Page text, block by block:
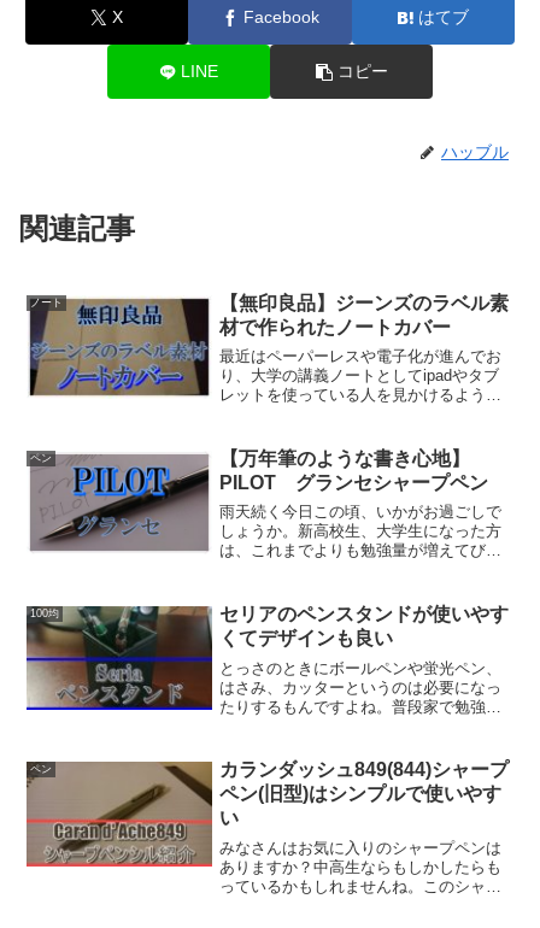
X Facebook はてブ
LINE コピー
ハッブル
関連記事
ノート
【無印良品】ジーンズのラベル素
材で作られたノートカバー
最近はペーパーレスや電子化が進んでお
り、大学の講義ノートとしてipadやタブ
レットを使っている人を見かけるように
う利便性があるからですかね。しかし私
は紙のノートを愛用し...
ペン
【万年筆のような書き心地】
PILOT グランセシャープペン
雨天続く今日この頃、いかがお過ごしで
しょうか。新高校生、大学生になった方
は、これまでよりも勉強量が増えてびっ
と思います。その時、いつも使っている
シャープペンシルでは疲れ...
100均
セリアのペンスタンドが使いやす
くてデザインも良い
とっさのときにボールペンや蛍光ペン、
はさみ、カッターというのは必要になっ
たりするもんですよね。普段家で勉強し
要！となることが多々あります。そうい
うわけで私は日頃からペン...
ペン
カランダッシュ849(844)シャープ
ペン(旧型)はシンプルで使いやす
い
みなさんはお気に入りのシャープペンは
ありますか？中高生ならもしかしたらも
っているかもしれませんね。このシャー